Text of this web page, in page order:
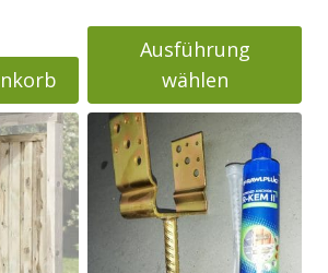
Ausführung
wählen
Dieses
Produkt
weist
mehrere
Varianten